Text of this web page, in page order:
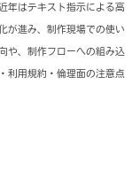
年はテキスト指示による高
が進み、制作現場での使い
や、制作フローへの組み込
利用規約・倫理面の注意点